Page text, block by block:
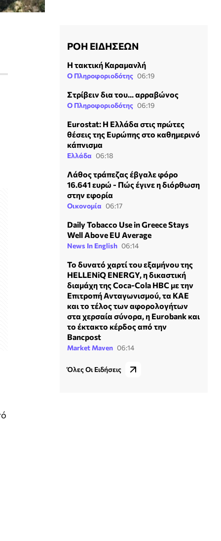
ΡΟΗ ΕΙΔΗΣΕΩΝ
Η τακτική Καραμανλή
Ο Πληροφοριοδότης 06:19
Στρίβειν δια του... αρραβώνος
Ο Πληροφοριοδότης 06:19
Eurostat: Η Ελλάδα στις πρώτες
θέσεις της Ευρώπης στο καθημερινό
κάπνισμα
Ελλάδα 06:18
Λάθος τράπεζας έβγαλε φόρο
16.641 ευρώ - Πώς έγινε η διόρθωση
στην εφορία
Οικονομία 06:17
Daily Tobacco Use in Greece Stays
Well Above EU Average
News In English 06:14
Το δυνατό χαρτί του εξαμήνου της
HELLENiQ ENERGY, η δικαστική
διαμάχη της Coca-Cola HBC με την
Επιτροπή Ανταγωνισμού, τα ΚΑΕ
και το τέλος των αφορολογήτων
στα χερσαία σύνορα, η Eurobank και
το έκτακτο κέρδος από την
Bancpost
Market Maven 06:14
Όλες Οι Ειδήσεις